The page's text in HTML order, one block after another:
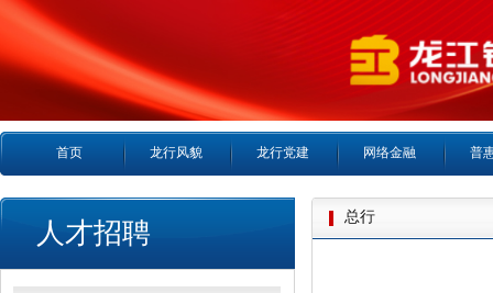
首页 龙行风貌 龙行党建 网络金融 普
人才招聘
总行